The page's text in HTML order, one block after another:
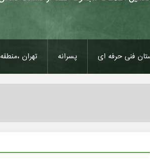
فنی حرفه ای پسرانه تهران ،منطقه 6،